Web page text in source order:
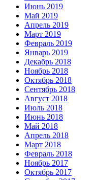
Июнь 2019
Май 2019
Апрель 2019
Март 2019
Февраль 2019
Январь 2019
Декабрь 2018
Ноябрь 2018
Октябрь 2018
Сентябрь 2018
Август 2018
Июль 2018
Июнь 2018
Май 2018
Апрель 2018
Март 2018
Февраль 2018
Ноябрь 2017
Октябрь 2017